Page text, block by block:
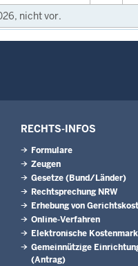
nicht vor.
RECHTS-INFOS
Formulare
Zeugen
Gesetze (Bund/Länder)
Rechtsprechung NRW
Erhebung von
Online-Verfahren
Elektronische
Gemeinnützige
(Antrag)